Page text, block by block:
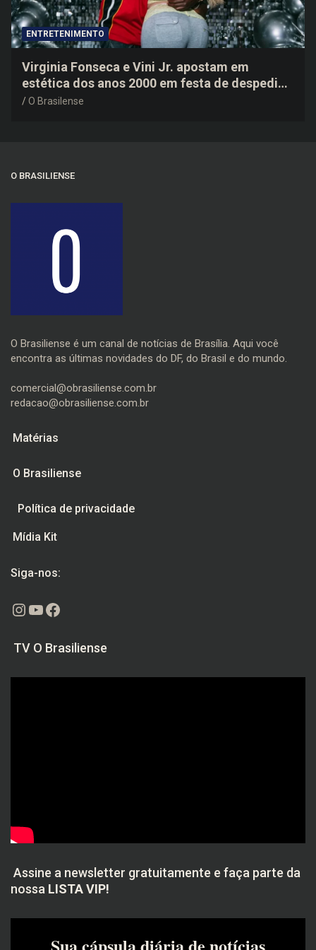
ENTRETENIMENTO
Virginia Fonseca e Vini Jr. apostam em
estética dos anos 2000 em festa de despedida
do jogador
O Brasilense
O BRASILIENSE
O Brasiliense é um canal de notícias de Brasília. Aqui você
encontra as últimas novidades do DF, do Brasil e do mundo.
comercial@obrasiliense.com.br
redacao@obrasiliense.com.br
Matérias
O Brasiliense
Política de privacidade
Mídia Kit
Siga-nos:
Instagram
Youtube
Facebook
TV O Brasiliense
Assine a newsletter gratuitamente e faça parte da
nossa LISTA VIP!